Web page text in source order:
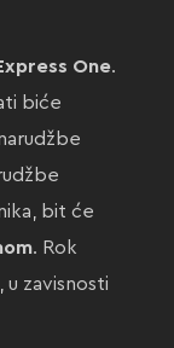
One.
biće
bit će
. Rok
u zavisnosti